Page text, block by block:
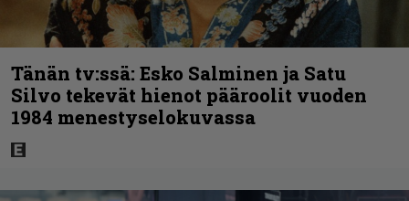
Tänän tv:ssä: Esko Salminen ja Satu
Silvo tekevät hienot pääroolit vuoden
1984 menestyselokuvassa